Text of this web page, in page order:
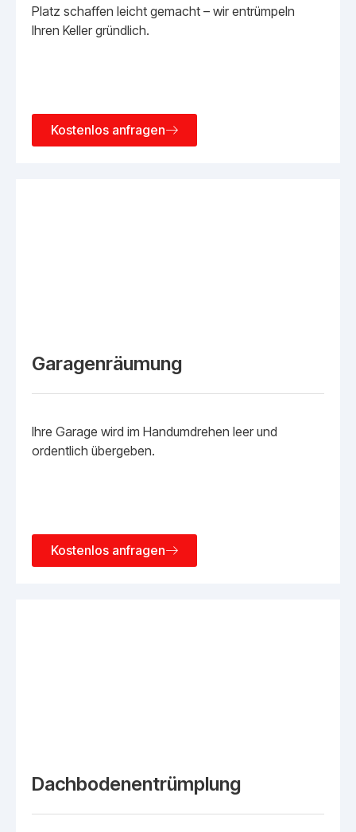
Platz schaffen leicht gemacht – wir entrümpeln
Ihren Keller gründlich.
Kostenlos anfragen
Garagenräumung
Ihre Garage wird im Handumdrehen leer und
ordentlich übergeben.
Kostenlos anfragen
Dachbodenentrümplung